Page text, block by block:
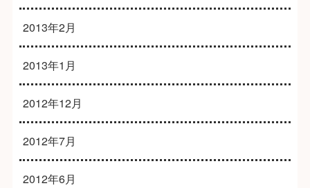
2013年2月
2013年1月
2012年12月
2012年7月
2012年6月